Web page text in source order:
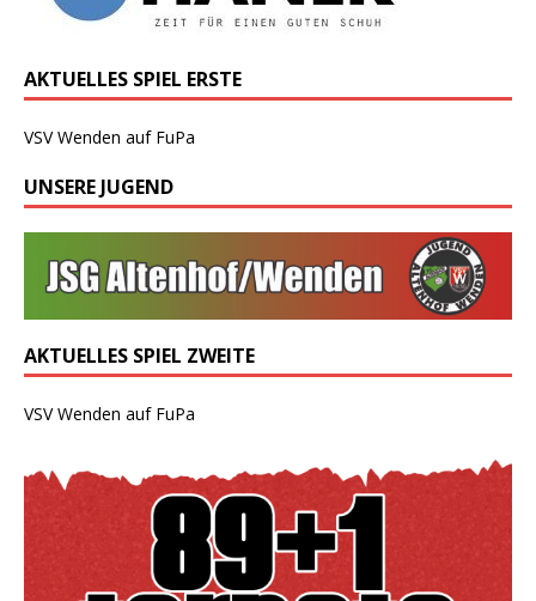
AKTUELLES SPIEL ERSTE
VSV Wenden auf FuPa
UNSERE JUGEND
AKTUELLES SPIEL ZWEITE
VSV Wenden auf FuPa